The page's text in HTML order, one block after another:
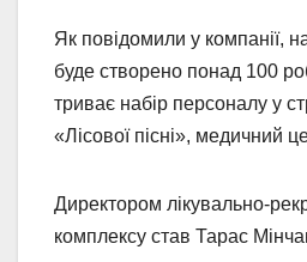
Як повідомили у компанії,
буде створено понад 100
триває набір персоналу у
«Лісової пісні», медичний
Директором лікувально-
комплексу став Тарас